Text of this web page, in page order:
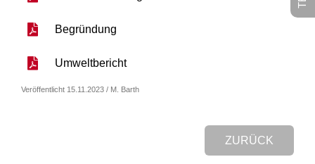
Begründung
Umweltbericht
Veröffentlicht 15.11.2023 / M. Barth
ZURÜCK